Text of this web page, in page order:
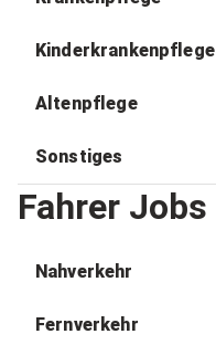
Kinderkrankenpflege
Altenpflege
Sonstiges
Fahrer Jobs
Nahverkehr
Fernverkehr